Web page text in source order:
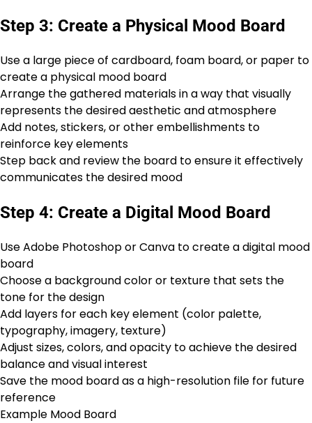
Step 3: Create a Physical Mood Board
Use a large piece of cardboard, foam board, or paper to
create a physical mood board
Arrange the gathered materials in a way that visually
represents the desired aesthetic and atmosphere
Add notes, stickers, or other embellishments to
reinforce key elements
Step back and review the board to ensure it effectively
communicates the desired mood
Step 4: Create a Digital Mood Board
Use Adobe Photoshop or Canva to create a digital mood
board
Choose a background color or texture that sets the
tone for the design
Add layers for each key element (color palette,
typography, imagery, texture)
Adjust sizes, colors, and opacity to achieve the desired
balance and visual interest
Save the mood board as a high-resolution file for future
reference
Example Mood Board